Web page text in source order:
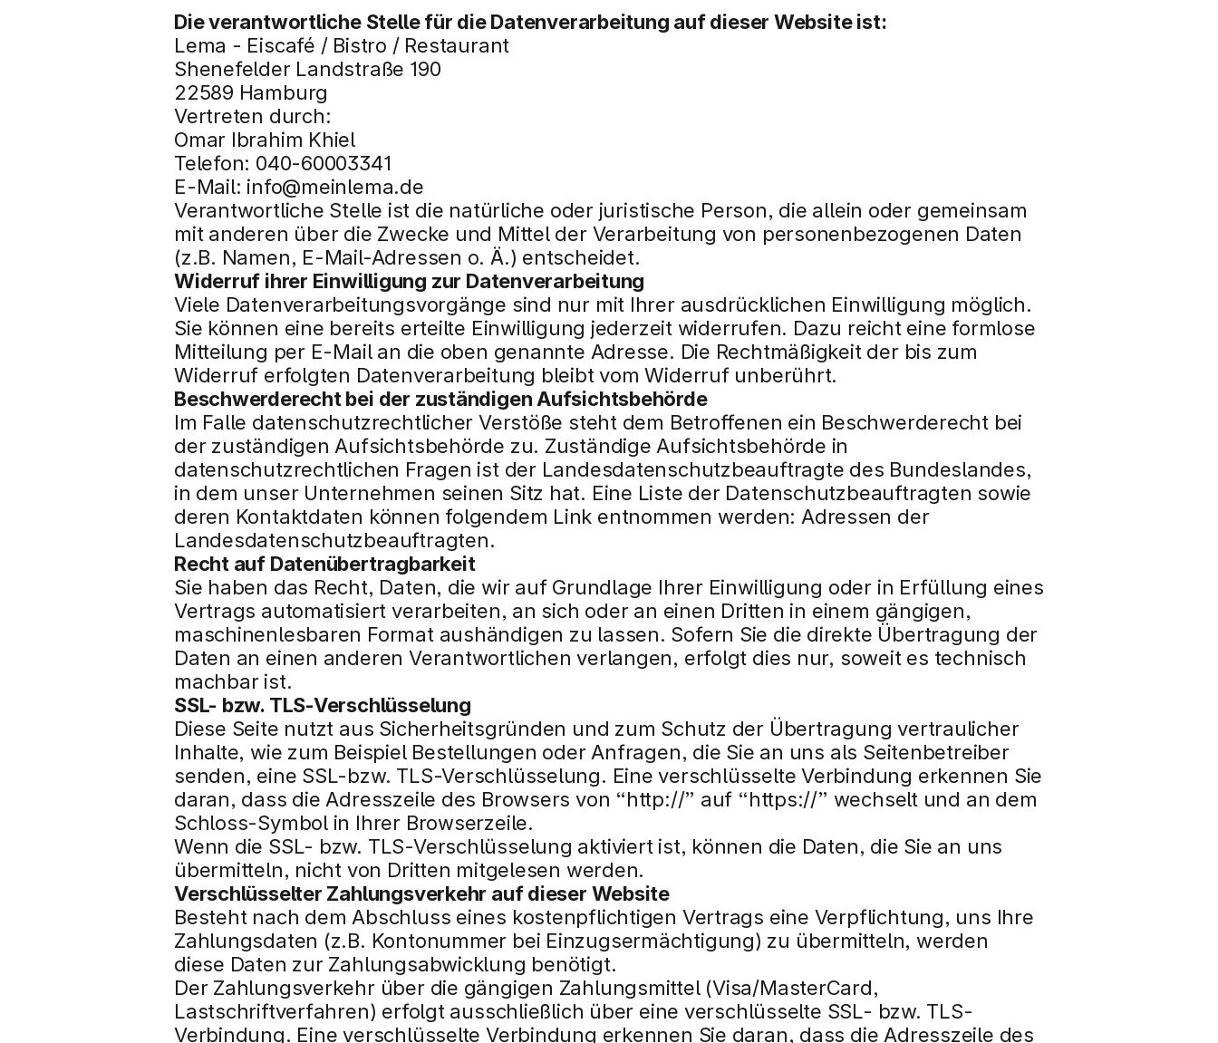
Die verantwortliche Stelle für die Datenverarbeitung auf dieser Website ist:
Lema - Eiscafé / Bistro / Restaurant
Shenefelder Landstraße 190
22589 Hamburg
Vertreten durch:
Omar Ibrahim Khiel
Telefon: 040-60003341
E-Mail: info@meinlema.de
Verantwortliche Stelle ist die natürliche oder juristische Person, die allein oder gemeinsam
mit anderen über die Zwecke und Mittel der Verarbeitung von personenbezogenen Daten
(z.B. Namen, E-Mail-Adressen o. Ä.) entscheidet.
Widerruf ihrer Einwilligung zur Datenverarbeitung
Viele Datenverarbeitungsvorgänge sind nur mit Ihrer ausdrücklichen Einwilligung möglich.
Sie können eine bereits erteilte Einwilligung jederzeit widerrufen. Dazu reicht eine formlose
Mitteilung per E-Mail an die oben genannte Adresse. Die Rechtmäßigkeit der bis zum
Widerruf erfolgten Datenverarbeitung bleibt vom Widerruf unberührt.
Beschwerderecht bei der zuständigen Aufsichtsbehörde
Im Falle datenschutzrechtlicher Verstöße steht dem Betroffenen ein Beschwerderecht bei
der zuständigen Aufsichtsbehörde zu. Zuständige Aufsichtsbehörde in
datenschutzrechtlichen Fragen ist der Landesdatenschutzbeauftragte des Bundeslandes,
in dem unser Unternehmen seinen Sitz hat. Eine Liste der Datenschutzbeauftragten sowie
deren Kontaktdaten können folgendem Link entnommen werden: Adressen der
Landesdatenschutzbeauftragten.
Recht auf Datenübertragbarkeit
Sie haben das Recht, Daten, die wir auf Grundlage Ihrer Einwilligung oder in Erfüllung eines
Vertrags automatisiert verarbeiten, an sich oder an einen Dritten in einem gängigen,
maschinenlesbaren Format aushändigen zu lassen. Sofern Sie die direkte Übertragung der
Daten an einen anderen Verantwortlichen verlangen, erfolgt dies nur, soweit es technisch
machbar ist.
SSL- bzw. TLS-Verschlüsselung
Diese Seite nutzt aus Sicherheitsgründen und zum Schutz der Übertragung vertraulicher
Inhalte, wie zum Beispiel Bestellungen oder Anfragen, die Sie an uns als Seitenbetreiber
senden, eine SSL-bzw. TLS-Verschlüsselung. Eine verschlüsselte Verbindung erkennen Sie
daran, dass die Adresszeile des Browsers von “http://” auf “https://” wechselt und an dem
Schloss-Symbol in Ihrer Browserzeile.
Wenn die SSL- bzw. TLS-Verschlüsselung aktiviert ist, können die Daten, die Sie an uns
übermitteln, nicht von Dritten mitgelesen werden.
Verschlüsselter Zahlungsverkehr auf dieser Website
Besteht nach dem Abschluss eines kostenpflichtigen Vertrags eine Verpflichtung, uns Ihre
Zahlungsdaten (z.B. Kontonummer bei Einzugsermächtigung) zu übermitteln, werden
diese Daten zur Zahlungsabwicklung benötigt.
Der Zahlungsverkehr über die gängigen Zahlungsmittel (Visa/MasterCard,
Lastschriftverfahren) erfolgt ausschließlich über eine verschlüsselte SSL- bzw. TLS-
Verbindung. Eine verschlüsselte Verbindung erkennen Sie daran, dass die Adresszeile des